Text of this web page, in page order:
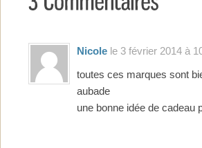
Nicole le 3 février 2014 à
toutes ces marques sont
aubade
une bonne idée de cadeau